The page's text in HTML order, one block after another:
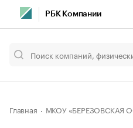
РБК Компании
Главная МКОУ «БЕРЕЗОВСКАЯ